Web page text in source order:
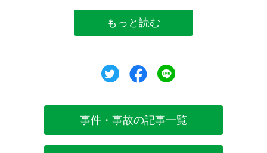
もっと読む
ツイートシェア
事件・事故の記事一覧